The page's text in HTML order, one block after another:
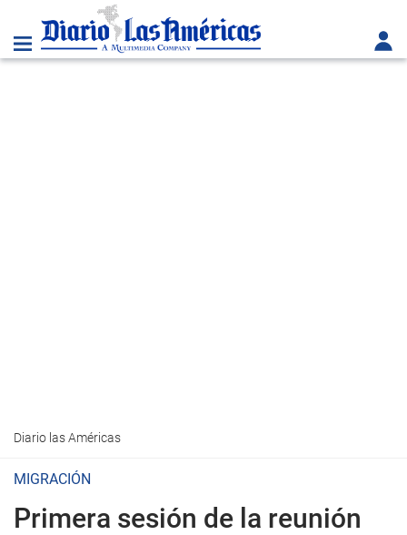
Diario las Américas
MIGRACIÓN
Primera sesión de la reunión